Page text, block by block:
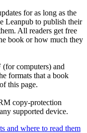
for as long as the
Leanpub to publish their
All readers get free
book or how much they
computers) and
formats that a book
this page.
copy-protection
supported device.
and where to read them